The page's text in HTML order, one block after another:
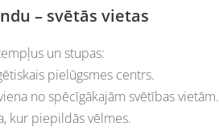
– svētās vietas
un stupas:
pielūgsmes centrs.
no spēcīgākajām svētības vietām.
kur piepildās vēlmes.